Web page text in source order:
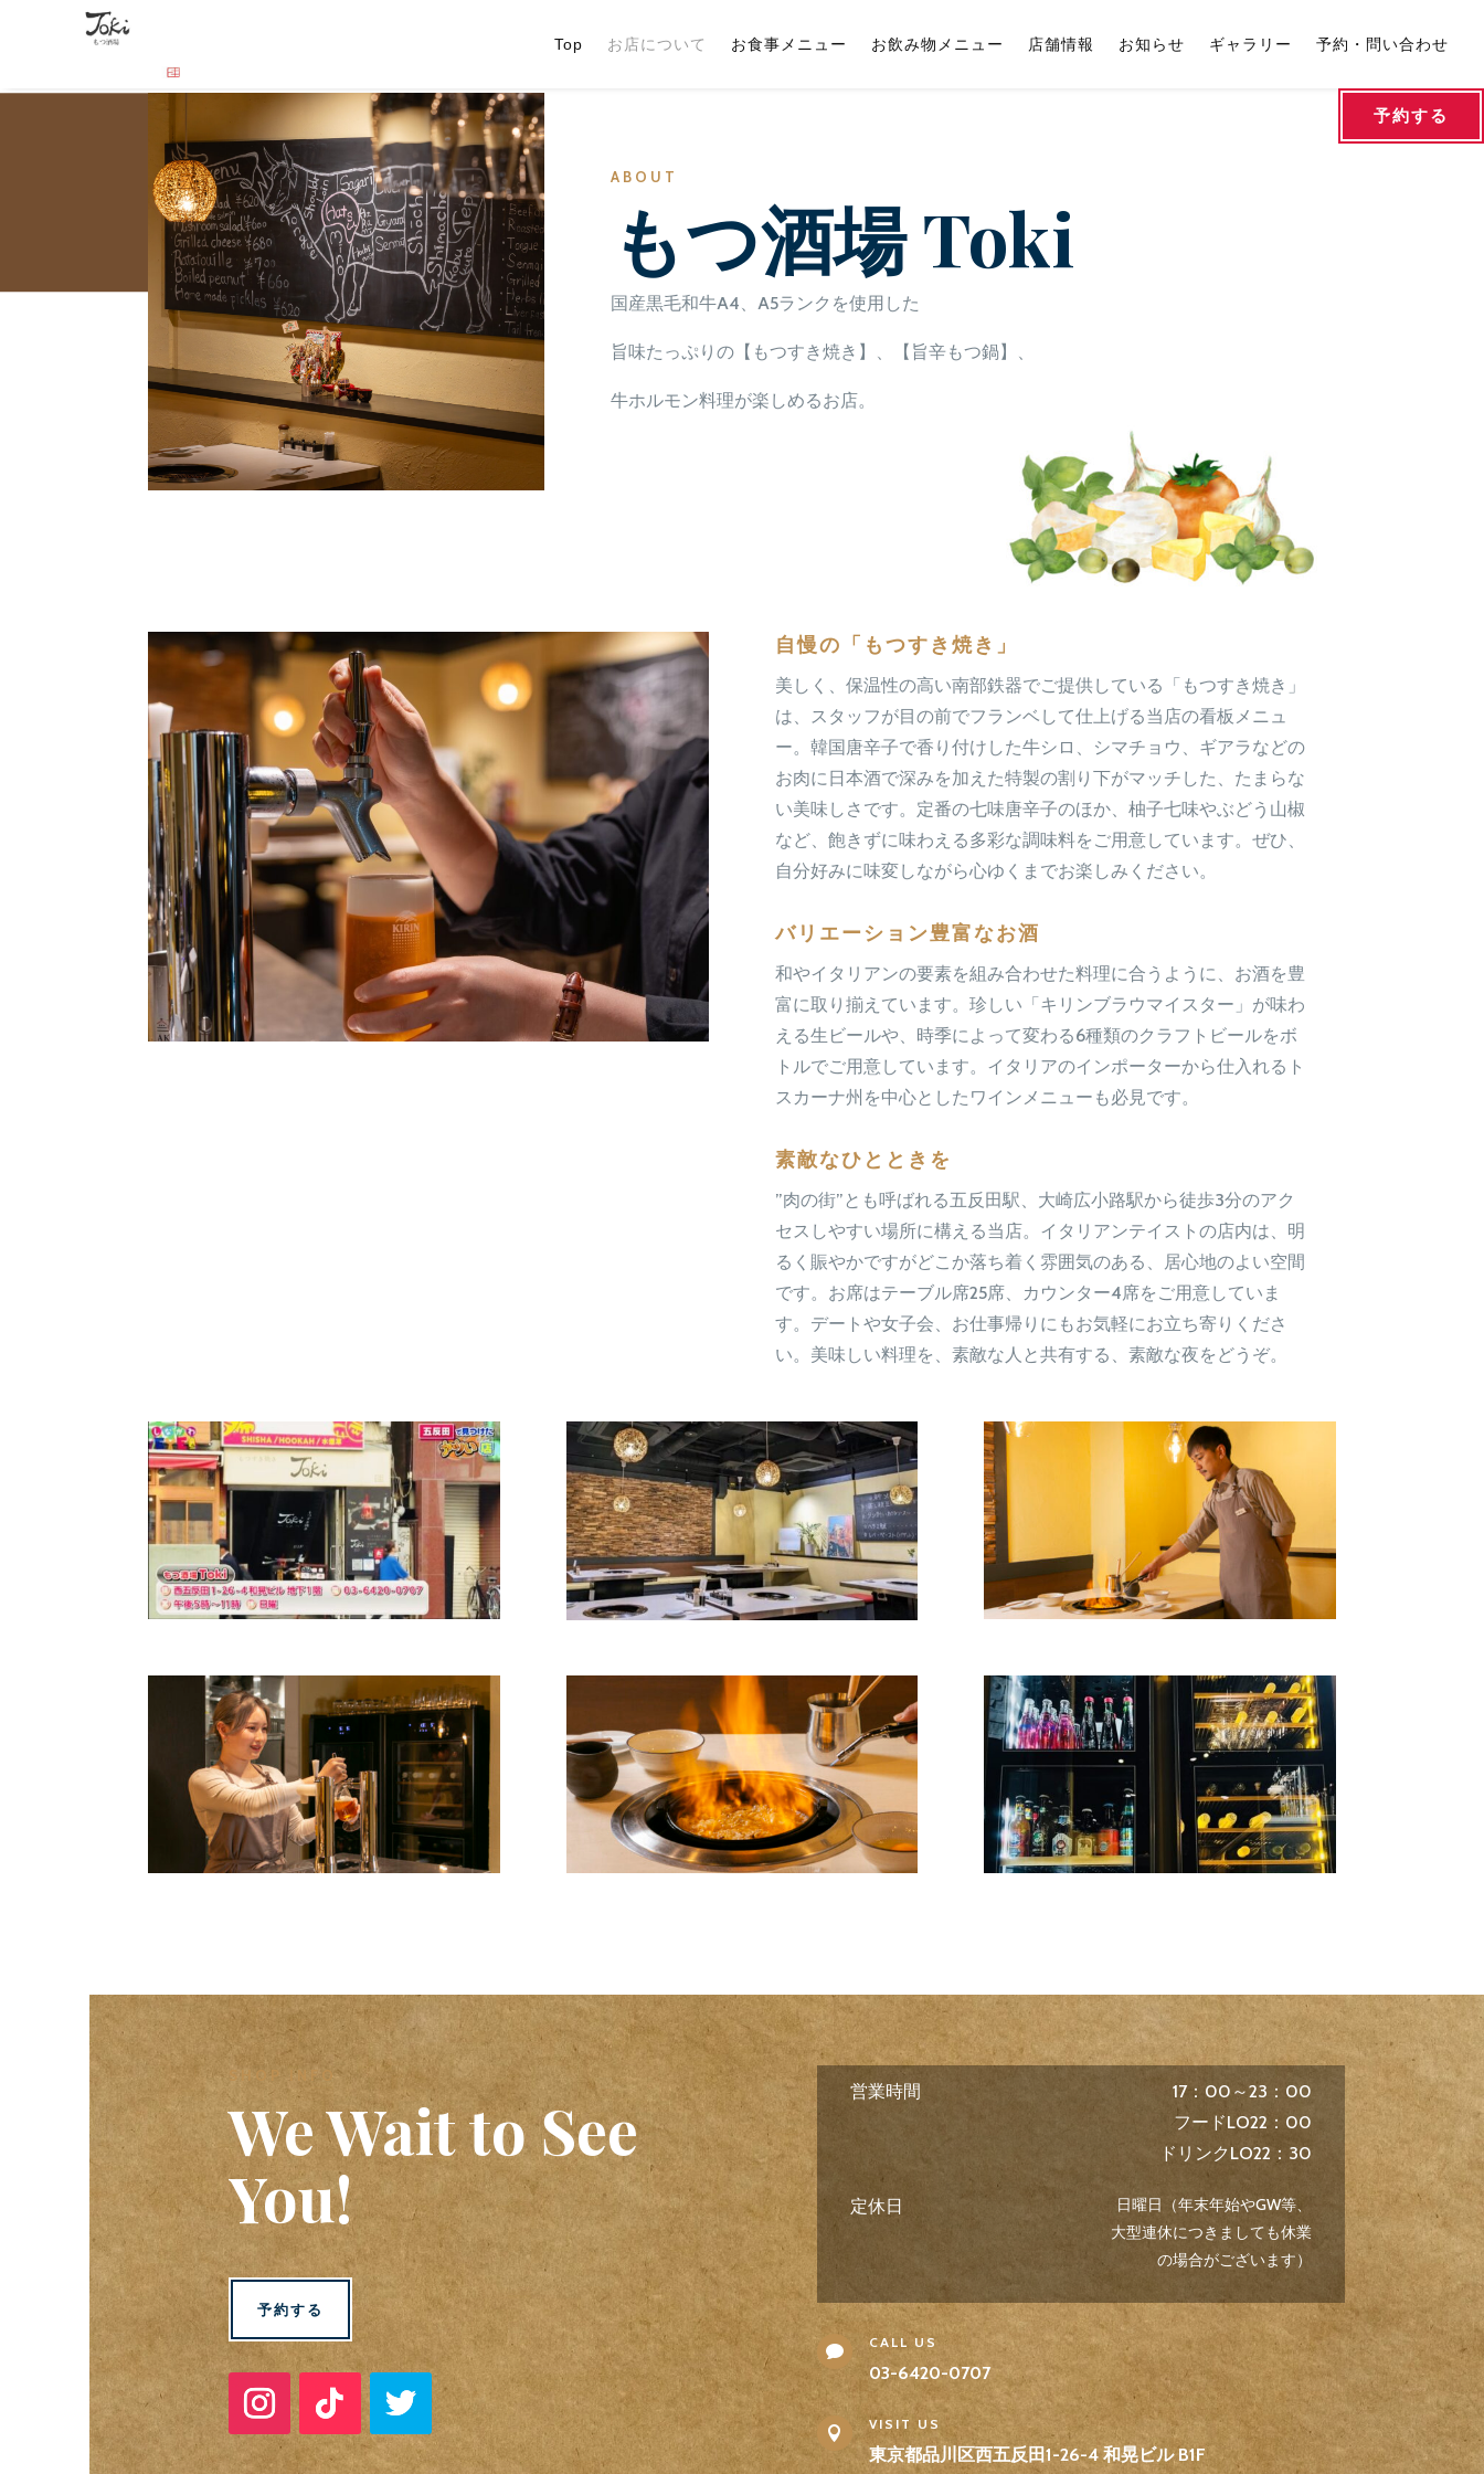
Top お店について お食事メニュー お飲み物メニュー 店舗情報 お知らせ ギャラリー 予約・問い合わせ
予約する
ABOUT
もつ酒場Toki
国産黒毛和牛A4、A5ランクを使用した
旨味たっぷりの【もつすき焼き】、【旨辛もつ鍋】、
牛ホルモン料理が楽しめるお店。
自慢の「もつすき焼き」
美しく、保温性の高い南部鉄器でご提供している「もつすき焼き」
は、スタッフが目の前でフランベして仕上げる当店の看板メニュ
ー。韓国唐辛子で香り付けした牛シロ、シマチョウ、ギアラなどの
お肉に日本酒で深みを加えた特製の割り下がマッチした、たまらな
い美味しさです。定番の七味唐辛子のほか、柚子七味やぶどう山椒
など、飽きずに味わえる多彩な調味料をご用意しています。ぜひ、
自分好みに味変しながら心ゆくまでお楽しみください。
バリエーション豊富なお酒
和やイタリアンの要素を組み合わせた料理に合うように、お酒を豊
富に取り揃えています。珍しい「キリンブラウマイスター」が味わ
える生ビールや、時季によって変わる6種類のクラフトビールをボ
トルでご用意しています。イタリアのインポーターから仕入れるト
スカーナ州を中心としたワインメニューも必見です。
素敵なひとときを
”肉の街”とも呼ばれる五反田駅、大崎広小路駅から徒歩3分のアク
セスしやすい場所に構える当店。イタリアンテイストの店内は、明
るく賑やかですがどこか落ち着く雰囲気のある、居心地のよい空間
です。お席はテーブル席25席、カウンター4席をご用意していま
す。デートや女子会、お仕事帰りにもお気軽にお立ち寄りくださ
い。美味しい料理を、素敵な人と共有する、素敵な夜をどうぞ。
SHOP INFO
We Wait to See
You!
予約する
営業時間
17：00～23：00
フードLO22：00
ドリンクLO22：30
定休日
日曜日（年末年始やGW等、
大型連休につきましても休業
の場合がございます）

CALL US
03-6420-0707

VISIT US
東京都品川区西五反田1-26-4 和晃ビル B1F